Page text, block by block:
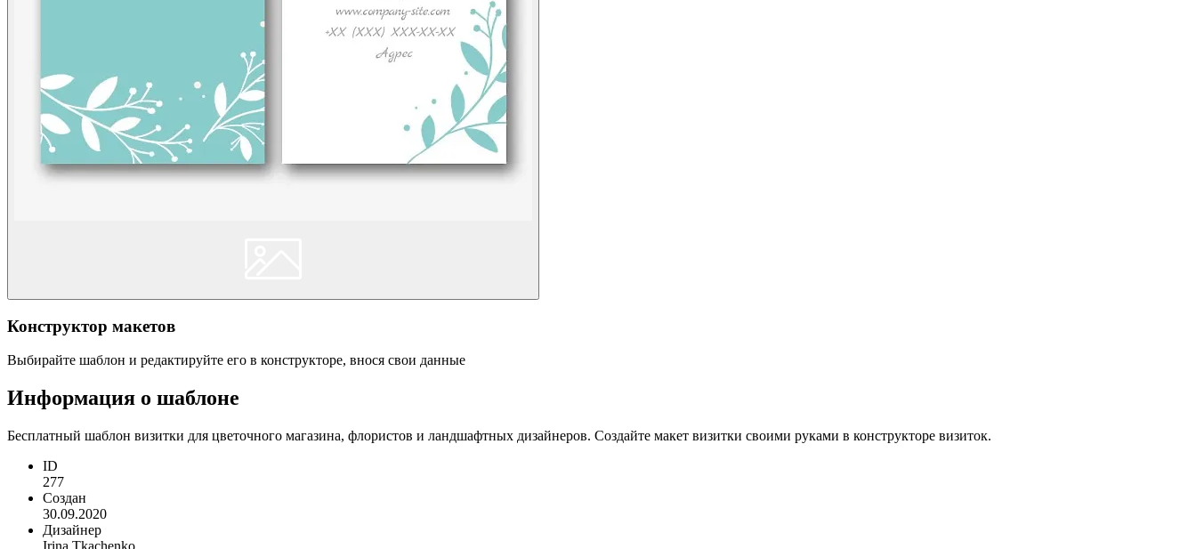
Конструктор макетов
Выбирайте шаблон и редактируйте его в конструкторе, внося свои данные
Информация о шаблоне
Бесплатный шаблон визитки для цветочного магазина, флористов и ландшафтных дизайнеров. Создайте макет визитки своими руками в конструкторе визиток.
ID
277
Создан
30.09.2020
Дизайнер
Irina Tkachenko